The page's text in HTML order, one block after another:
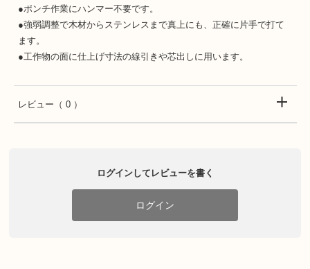
●ポンチ作業にハンマー不要です。
●強弱調整で木材からステンレスまで真上にも、正確に片手で打て
ます。
●工作物の面に仕上げ寸法の線引きや芯出しに用います。
レビュー （ 0 ）
ログインしてレビューを書く
ログイン